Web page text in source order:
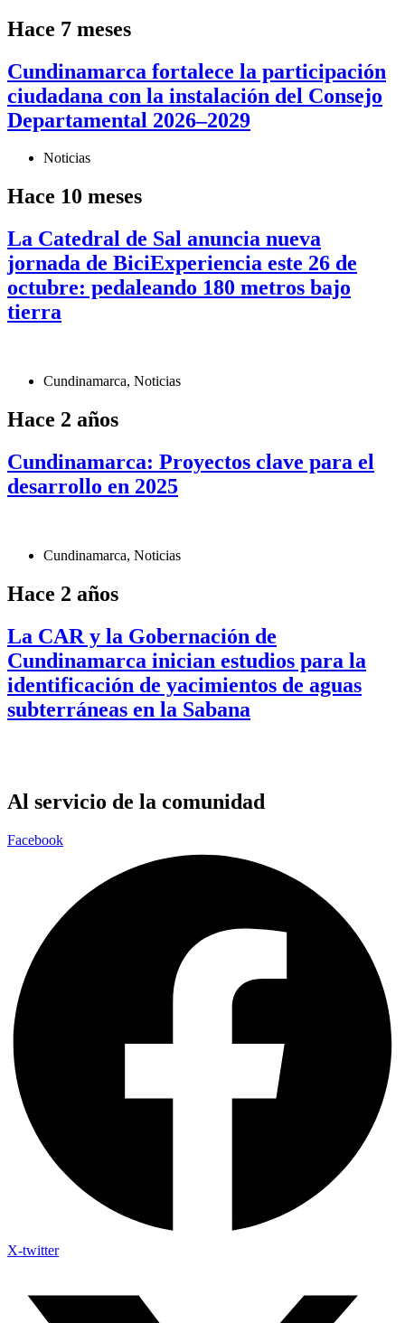
Hace 7 meses
Cundinamarca fortalece la participación
ciudadana con la instalación del Consejo
Departamental 2026–2029
Noticias
Hace 10 meses
La Catedral de Sal anuncia nueva
jornada de BiciExperiencia este 26 de
octubre: pedaleando 180 metros bajo
tierra
Cundinamarca, Noticias
Hace 2 años
Cundinamarca: Proyectos clave para el
desarrollo en 2025
Cundinamarca, Noticias
Hace 2 años
La CAR y la Gobernación de
Cundinamarca inician estudios para la
identificación de yacimientos de aguas
subterráneas en la Sabana
Al servicio de la comunidad
Facebook
X-twitter